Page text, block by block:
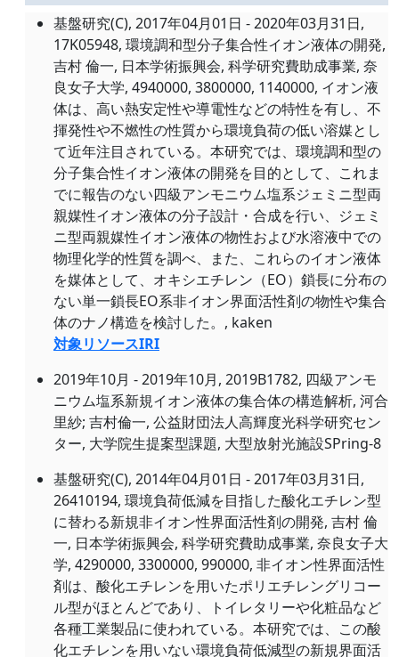
基盤研究(C), 2017年04月01日 - 2020年03月31日,
17K05948, 環境調和型分子集合性イオン液体の開発,
吉村 倫一, 日本学術振興会, 科学研究費助成事業, 奈
良女子大学, 4940000, 3800000, 1140000, イオン液
体は、高い熱安定性や導電性などの特性を有し、不
揮発性や不燃性の性質から環境負荷の低い溶媒とし
て近年注目されている。本研究では、環境調和型の
分子集合性イオン液体の開発を目的として、これま
でに報告のない四級アンモニウム塩系ジェミニ型両
親媒性イオン液体の分子設計・合成を行い、ジェミ
ニ型両親媒性イオン液体の物性および水溶液中での
物理化学的性質を調べ、また、これらのイオン液体
を媒体として、オキシエチレン（EO）鎖長に分布の
ない単一鎖長EO系非イオン界面活性剤の物性や集合
体のナノ構造を検討した。, kaken
対象リソースIRI
2019年10月 - 2019年10月, 2019B1782, 四級アンモ
ニウム塩系新規イオン液体の集合体の構造解析, 河合
里紗; 吉村倫一, 公益財団法人高輝度光科学研究セン
ター, 大学院生提案型課題, 大型放射光施設SPring-8
基盤研究(C), 2014年04月01日 - 2017年03月31日,
26410194, 環境負荷低減を目指した酸化エチレン型
に替わる新規非イオン性界面活性剤の開発, 吉村 倫
一, 日本学術振興会, 科学研究費助成事業, 奈良女子大
学, 4290000, 3300000, 990000, 非イオン性界面活性
剤は、酸化エチレンを用いたポリエチレングリコー
ル型がほとんどであり、トイレタリーや化粧品など
各種工業製品に使われている。本研究では、この酸
化エチレンを用いない環境負荷低減型の新規界面活